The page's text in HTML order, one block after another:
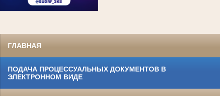
ГЛАВНАЯ
ПОДАЧА ПРОЦЕССУАЛЬНЫХ ДОКУМЕНТОВ В
ЭЛЕКТРОННОМ ВИДЕ